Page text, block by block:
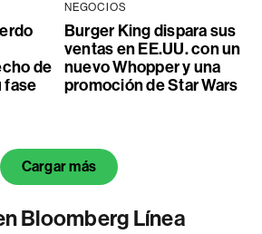
de
fase
NEGOCIOS
Burger King dispara sus
ventas en EE.UU. con un
nuevo Whopper y una
promoción de Star Wars
Cargar más
Bloomberg Línea